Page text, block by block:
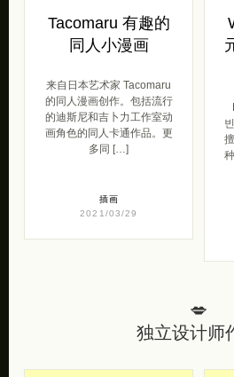
Tacomaru 有趣的
同人小漫画
来自日本艺术家 Tacomaru
的同人漫画创作。包括流行
的迪斯尼和吉卜力工作室动
画角色的同人卡通作品。更
多同 […]
插画
2021/03/29
💋
独立设计师